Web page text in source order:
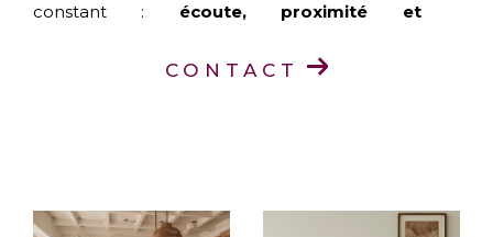
constant : écoute, proximité et
Égletons, Ussel et Meymac
agence
CONTACT